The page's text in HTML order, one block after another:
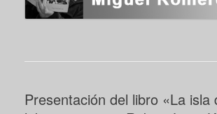
Presentación del libro «La isla